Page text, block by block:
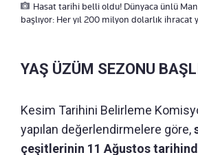
Hasat tarihi belli oldu! Dünyaca ünlü
başlıyor: Her yıl 200 milyon dolarlık ihracat
YAŞ ÜZÜM SEZONU
Kesim Tarihini Belirleme
yapılan değerlendirmelere göre,
çeşitlerinin 11 Ağustos